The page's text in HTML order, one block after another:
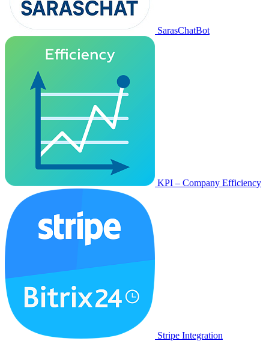
SarasChatBot
KPI – Company Efficiency
Stripe Integration